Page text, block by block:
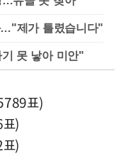
…"제가 틀렸습니다"
못 낳아 미안"
표)
)
)